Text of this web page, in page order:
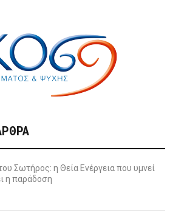
Σωτήρος: η Θεία Ενέργεια που υμνεί
η παράδοση